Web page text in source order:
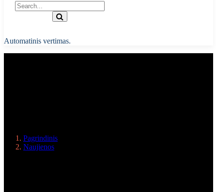
Automatinis vertimas.
Pagrindinis
Naujienos